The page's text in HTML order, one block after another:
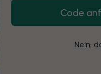
Code
Nein,